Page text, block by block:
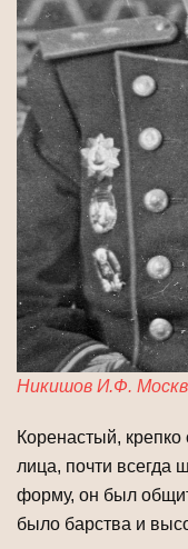
Никишов И.Ф.
Коренастый, крепко
лица, почти всегда
форму, он был
было барства и